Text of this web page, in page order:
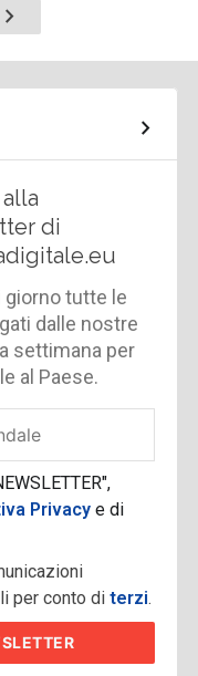
Pagina
di
giorno tutte le
dalle nostre
settimana per
al Paese.
Privacye di
per conto diterzi.